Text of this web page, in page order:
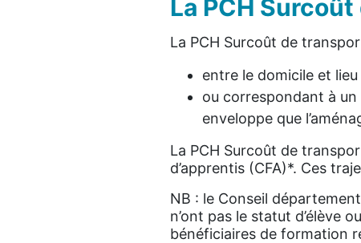
La PCH
La PCH Surcoût de
entre le domicile et
ou correspondant à
enveloppe que
La PCH Surcoût de
d’apprentis (CFA)*. Ces
NB : le Conseil
n’ont pas le statut d’élève
bénéficiaires de formation